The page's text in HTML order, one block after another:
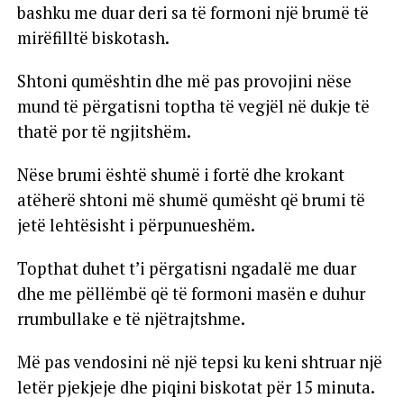
bashku me duar deri sa të formoni një brumë të
mirëfilltë biskotash.
Shtoni qumështin dhe më pas provojini nëse
mund të përgatisni toptha të vegjël në dukje të
thatë por të ngjitshëm.
Nëse brumi është shumë i fortë dhe krokant
atëherë shtoni më shumë qumësht që brumi të
jetë lehtësisht i përpunueshëm.
Topthat duhet t’i përgatisni ngadalë me duar
dhe me pëllëmbë që të formoni masën e duhur
rrumbullake e të njëtrajtshme.
Më pas vendosini në një tepsi ku keni shtruar një
letër pjekjeje dhe piqini biskotat për 15 minuta.